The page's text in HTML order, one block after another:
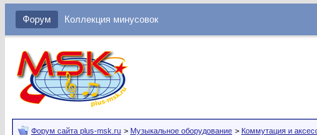
Форум Коллекция минусовок
Форум сайта plus-msk.ru > Музыкальное оборудование > Коммутация и